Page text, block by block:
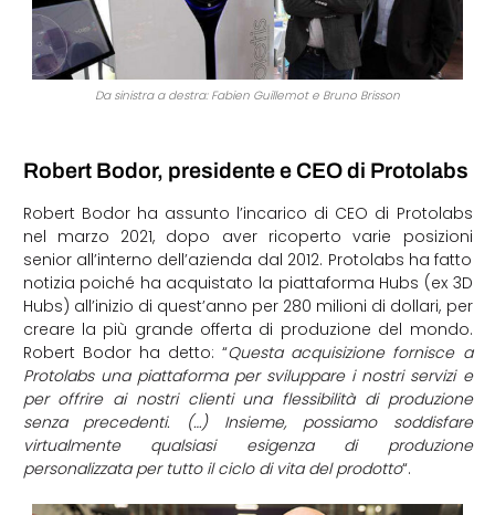
Da sinistra a destra: Fabien Guillemot e Bruno Brisson
Robert Bodor, presidente e CEO di Protolabs
Robert Bodor ha assunto l’incarico di CEO di Protolabs
nel marzo 2021, dopo aver ricoperto varie posizioni
senior all’interno dell’azienda dal 2012. Protolabs ha fatto
notizia poiché ha acquistato la piattaforma Hubs (ex 3D
Hubs) all’inizio di quest’anno per 280 milioni di dollari, per
creare la più grande offerta di produzione del mondo.
Robert Bodor ha detto: “Questa acquisizione fornisce a
Protolabs una piattaforma per sviluppare i nostri servizi e
per offrire ai nostri clienti una flessibilità di produzione
senza precedenti. (…) Insieme, possiamo soddisfare
virtualmente qualsiasi esigenza di produzione
personalizzata per tutto il ciclo di vita del prodotto“.